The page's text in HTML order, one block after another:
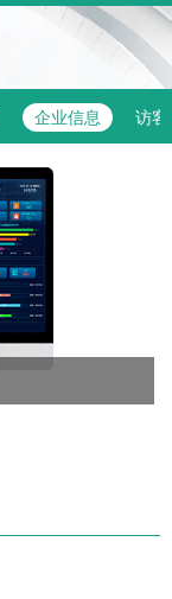
企业信息 访客